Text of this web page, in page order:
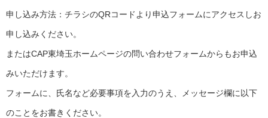
申し込み方法：チラシのQRコードより申込フォームにアクセスしお
申し込みください。
またはCAP東埼玉ホームページの問い合わせフォームからもお申込
みいただけます。
フォームに、氏名など必要事項を入力のうえ、メッセージ欄に以下
のことをお書きください。